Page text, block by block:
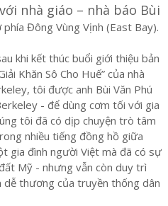
nhà giáo – nhà báo Bùi
Đông Vùng Vịnh (East Bay).
khi kết thúc buổi giới thiệu bản
Khăn Sô Cho Huế” của nhà
tôi được anh Bùi Văn Phú
- để dùng cơm tối với gia
tôi đã có dịp chuyện trò tâm
nhiều tiếng đồng hồ giữa
gia đình người Việt mà đã có sự
Mỹ - nhưng vẫn còn duy trì
dễ thương của truyền thống dân